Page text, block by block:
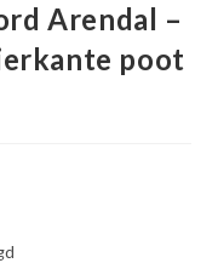
Arendal –
poot